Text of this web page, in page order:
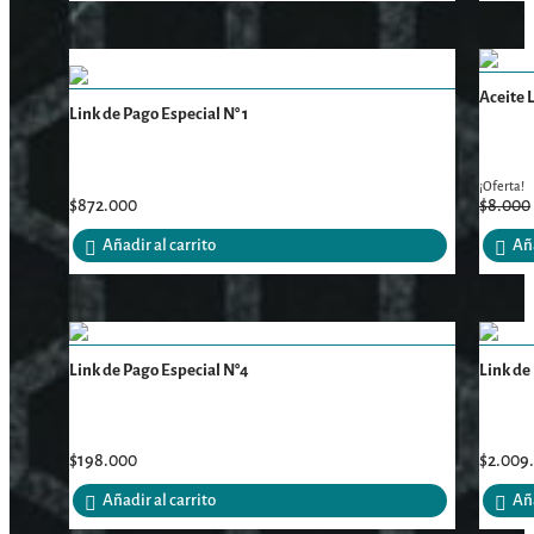
Link de Pago Especial N° 1
$872.000
Añadir al carrito
Aceite
¡Oferta!
$8.000
Link de Pago Especial N°4
$198.000
Añadir al carrito
Link de
$